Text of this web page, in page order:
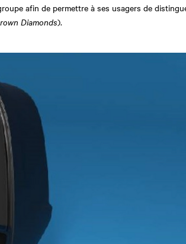
afin de permettre à ses usagers de
Diamonds).